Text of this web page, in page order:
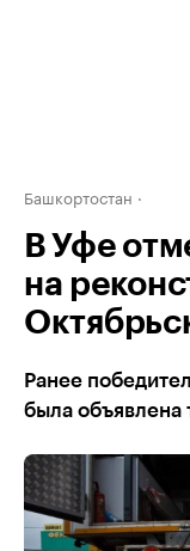
Башкортостан
В Уфе
на
Ранее
была объявлена